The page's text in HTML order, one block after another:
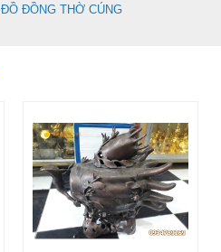
ĐỒ ĐỒNG THỜ CÚNG